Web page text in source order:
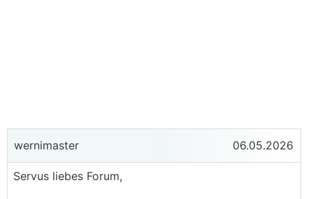
wernimaster 06.05.2026
Servus liebes Forum,